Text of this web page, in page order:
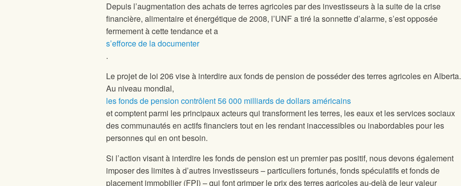
Depuis l’augmentation des achats de terres agricoles par des investisseurs à la suite de la crise
financière, alimentaire et énergétique de 2008, l’UNF a tiré la sonnette d’alarme, s’est opposée
fermement à cette tendance et a
s’efforce de la documenter
.
Le projet de loi 206 vise à interdire aux fonds de pension de posséder des terres agricoles en Alberta.
Au niveau mondial,
les fonds de pension contrôlent 56 000 milliards de dollars américains
et comptent parmi les principaux acteurs qui transforment les terres, les eaux et les services sociaux
des communautés en actifs financiers tout en les rendant inaccessibles ou inabordables pour les
personnes qui en ont besoin.
Si l’action visant à interdire les fonds de pension est un premier pas positif, nous devons également
imposer des limites à d’autres investisseurs – particuliers fortunés, fonds spéculatifs et fonds de
placement immobilier (FPI) – qui font grimper le prix des terres agricoles au-delà de leur valeur